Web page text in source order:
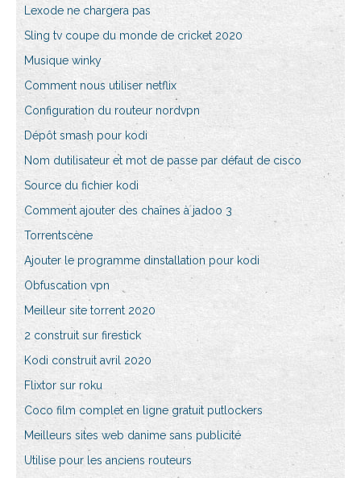
Lexode ne chargera pas
Sling tv coupe du monde de cricket 2020
Musique winky
Comment nous utiliser netflix
Configuration du routeur nordvpn
Dépôt smash pour kodi
Nom dutilisateur et mot de passe par défaut de cisco
Source du fichier kodi
Comment ajouter des chaînes à jadoo 3
Torrentscène
Ajouter le programme dinstallation pour kodi
Obfuscation vpn
Meilleur site torrent 2020
2 construit sur firestick
Kodi construit avril 2020
Flixtor sur roku
Coco film complet en ligne gratuit putlockers
Meilleurs sites web danime sans publicité
Utilise pour les anciens routeurs